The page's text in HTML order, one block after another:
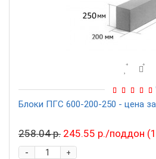
Блоки ПГС 600-200-250 - цена
258.04 р. 245.55 р./поддон
+
-